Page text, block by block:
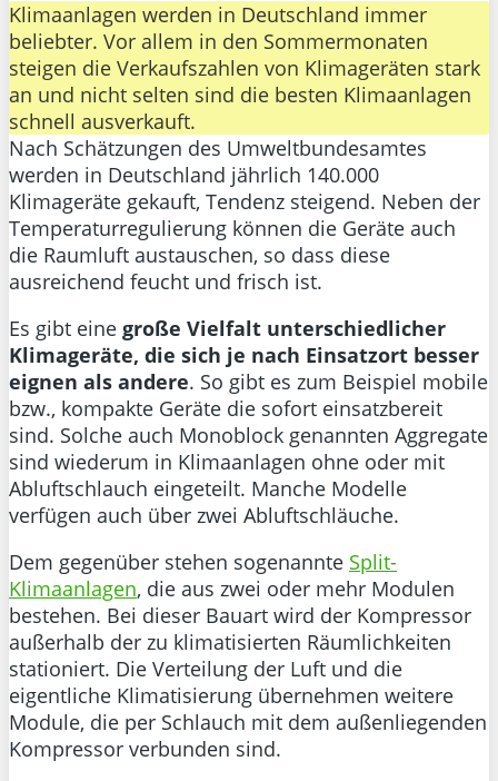
Klimaanlagen werden in Deutschland immer
beliebter. Vor allem in den Sommermonaten
steigen die Verkaufszahlen von Klimageräten stark
an und nicht selten sind die besten Klimaanlagen
schnell ausverkauft.
Nach Schätzungen des Umweltbundesamtes
werden in Deutschland jährlich 140.000
Klimageräte gekauft, Tendenz steigend. Neben der
Temperaturregulierung können die Geräte auch
die Raumluft austauschen, so dass diese
ausreichend feucht und frisch ist.
Es gibt eine große Vielfalt unterschiedlicher
Klimageräte, die sich je nach Einsatzort besser
eignen als andere. So gibt es zum Beispiel mobile
bzw., kompakte Geräte die sofort einsatzbereit
sind. Solche auch Monoblock genannten Aggregate
sind wiederum in Klimaanlagen ohne oder mit
Abluftschlauch eingeteilt. Manche Modelle
verfügen auch über zwei Abluftschläuche.
Dem gegenüber stehen sogenannte Split-
Klimaanlagen, die aus zwei oder mehr Modulen
bestehen. Bei dieser Bauart wird der Kompressor
außerhalb der zu klimatisierten Räumlichkeiten
stationiert. Die Verteilung der Luft und die
eigentliche Klimatisierung übernehmen weitere
Module, die per Schlauch mit dem außenliegenden
Kompressor verbunden sind.